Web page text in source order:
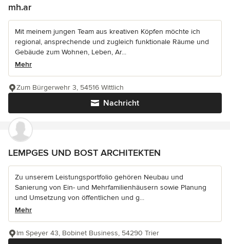
mh.ar
Mit meinem jungen Team aus kreativen Köpfen möchte ich
regional, ansprechende und zugleich funktionale Räume und
Gebäude zum Wohnen, Leben, Ar...
Mehr
Nachricht
Zum Bürgerwehr 3, 54516 Wittlich
LEMPGES UND BOST ARCHITEKTEN
Zu unserem Leistungsportfolio gehören Neubau und
Sanierung von Ein- und Mehrfamilienhäusern sowie Planung
und Umsetzung von öffentlichen und g...
Mehr
Im Speyer 43, Bobinet Business, 54290 Trier